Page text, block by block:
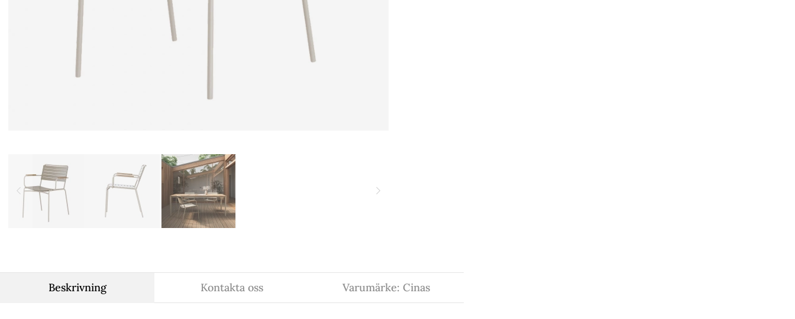
Beskrivning Kontakta oss Varumärke: Cinas